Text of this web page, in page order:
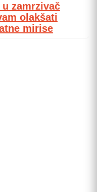
zamrzivač
olakšati
mirise